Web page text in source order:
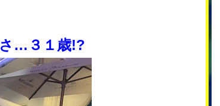
さ…３１歳!?